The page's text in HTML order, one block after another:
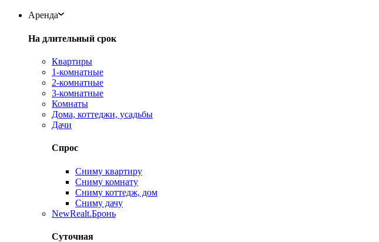
Аренда
На длительный срок
Квартиры
1-комнатные
2-комнатные
3-комнатные
Комнаты
Дома, коттеджи, усадьбы
Дачи
Спрос
Сниму квартиру
Сниму комнату
Сниму коттедж, дом
Сниму дачу
NewRealt.Бронь
Суточная